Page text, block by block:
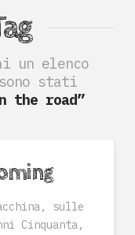
un elenco
stati
the road”
sulle
Cinquanta,